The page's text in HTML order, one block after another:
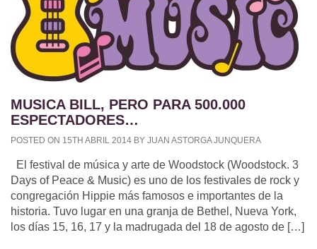
MUSICA BILL, PERO PARA 500.000
ESPECTADORES…
POSTED ON 15TH ABRIL 2014 BY JUAN ASTORGA JUNQUERA
El festival de música y arte de Woodstock (Woodstock. 3
Days of Peace & Music) es uno de los festivales de rock y
congregación Hippie más famosos e importantes de la
historia. Tuvo lugar en una granja de Bethel, Nueva York,
los días 15, 16, 17 y la madrugada del 18 de agosto de […]